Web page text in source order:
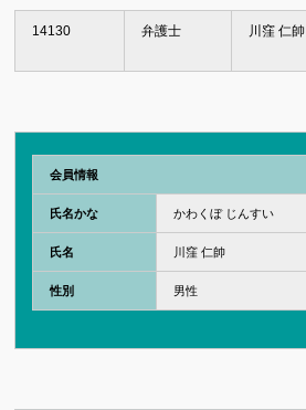
14130 弁護士 川窪 仁帥
会員情報
氏名かな かわくぼ じんすい
氏名 川窪 仁帥
性別 男性